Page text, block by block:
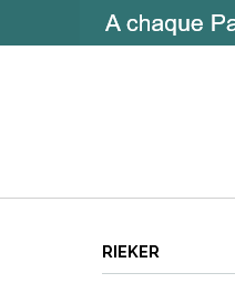
RIEKER